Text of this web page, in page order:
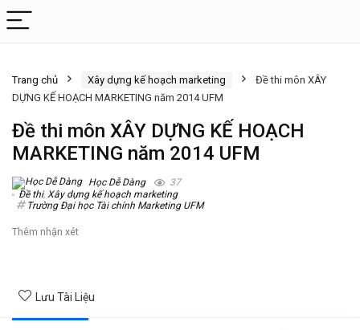
Trang chủ Xây dựng kế hoạch marketing
Đề thi môn XÂY
DỰNG KẾ HOẠCH MARKETING năm 2014 UFM
Đề thi môn XÂY DỰNG KẾ HOẠCH
MARKETING năm 2014 UFM
Học Dễ Dàng
37
Đề thi, Xây dựng kế hoạch marketing
Trường Đại học Tài chính Marketing UFM
Thêm nhận xét
Lưu Tài Liệu